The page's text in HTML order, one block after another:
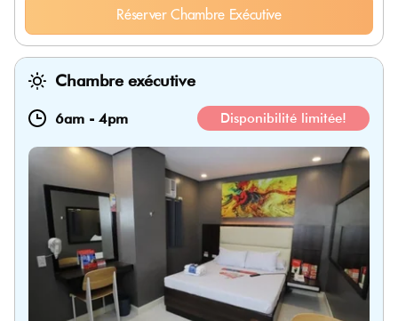
Réserver Chambre Exécutive
Chambre exécutive
6am - 4pm Disponibilité limitée!